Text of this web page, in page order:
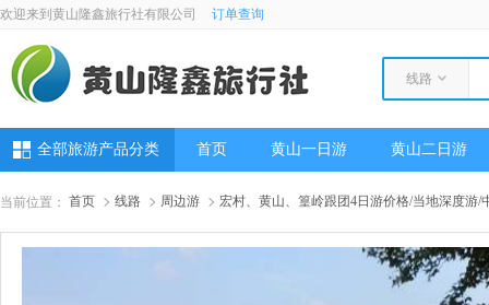
欢迎来到黄山隆鑫旅行社有限公司 订单查询
线路
全部旅游产品分类 首页 黄山一日游 黄山二日游
当前位置： 首页 线路 周边游 宏村、黄山、篁岭跟团4日游价格/当地深度游/